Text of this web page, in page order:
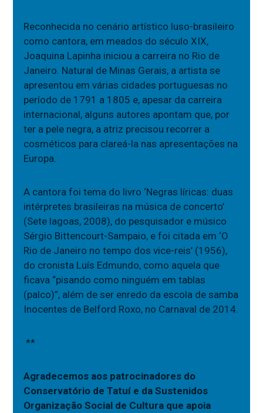
Reconhecida no cenário artístico luso-brasileiro
como cantora, em meados do século XIX,
Joaquina Lapinha iniciou a carreira no Rio de
Janeiro. Natural de Minas Gerais, a artista se
apresentou em várias cidades portuguesas no
período de 1791 a 1805 e, apesar da carreira
internacional, alguns autores apontam que, por
ter a pele negra, a atriz precisou recorrer a
cosméticos para clareá-la nas apresentações na
Europa.
A cantora foi tema do livro ‘Negras líricas: duas
intérpretes brasileiras na música de concerto’
(Sete lagoas, 2008), do pesquisador e músico
Sérgio Bittencourt-Sampaio, e foi citada em ‘O
Rio de Janeiro no tempo dos vice-reis’ (1956),
do cronista Luís Edmundo, como aquela que
ficava “pisando como ninguém em tablas
(palco)”, além de ser enredo da escola de samba
Inocentes de Belford Roxo, no Carnaval de 2014.
**
Agradecemos aos patrocinadores do
Conservatório de Tatuí e da Sustenidos
Organização Social de Cultura que apoia